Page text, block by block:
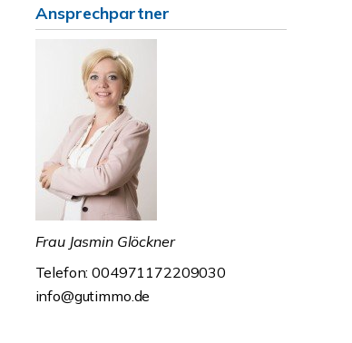
Ansprechpartner
Frau Jasmin Glöckner
Telefon: 004971172209030
info@gutimmo.de